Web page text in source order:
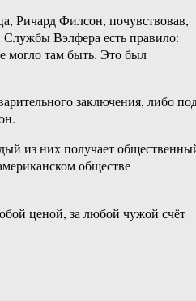
Ричард Филсон, почувствовав,
Службы Вэлфера есть правило:
могло там быть. Это был
заключения, либо
из них получает
обществе
ценой, за любой чужой счёт